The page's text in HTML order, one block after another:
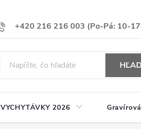
+420 216 216 003
VYCHYTÁVKY 2026